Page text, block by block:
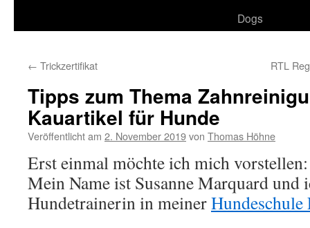
Dogs
← Trickzertifikat RTL
Tipps zum Thema
Kauartikel für Hunde
Veröffentlicht am 2. November 2019von Thomas Höhne
Erst einmal möchte ich mich vorstellen:
Mein Name ist Susanne Marquard und
Hundetrainerin in meiner